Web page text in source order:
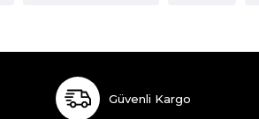
Güvenli Kargo